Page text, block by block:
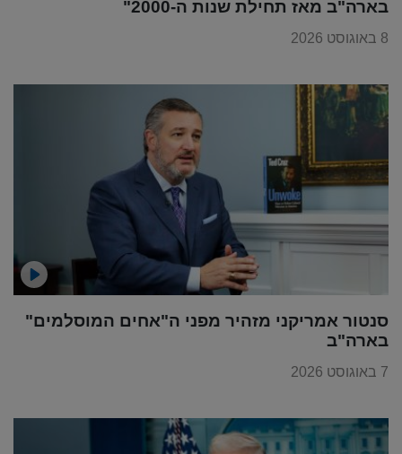
בארה"ב מאז תחילת שנות ה-2000"
8 באוגוסט 2026
סנטור אמריקני מזהיר מפני ה"אחים המוסלמים"
בארה"ב
7 באוגוסט 2026